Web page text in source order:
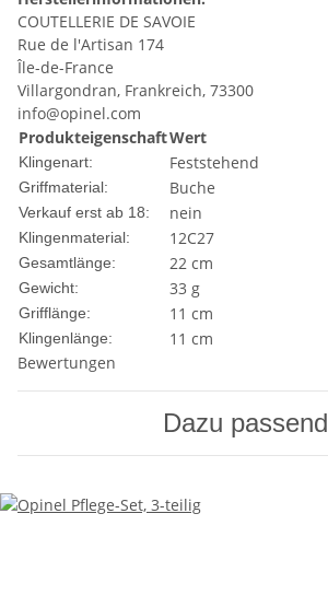
COUTELLERIE DE SAVOIE
Rue de l'Artisan 174
Île-de-France
Villargondran, Frankreich, 73300
info@opinel.com
ProdukteigenschaftWert
Klingenart: Feststehend
Griffmaterial: Buche
Verkauf erst ab 18: nein
Klingenmaterial: 12C27
Gesamtlänge: 22 cm
Gewicht: 33 g
Grifflänge: 11 cm
Klingenlänge:
11 cm
Bewertungen
Dazu passend